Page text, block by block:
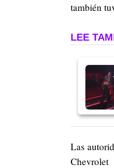
también
LEE
Las